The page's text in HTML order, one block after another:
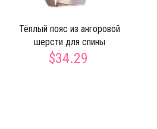
Тёплый пояс из ангоровой
шерсти для спины
$34.29